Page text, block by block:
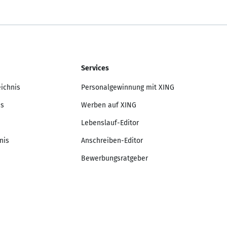
Services
Personalgewinnung mit XING
Werben auf XING
Lebenslauf-Editor
Anschreiben-Editor
Bewerbungsratgeber